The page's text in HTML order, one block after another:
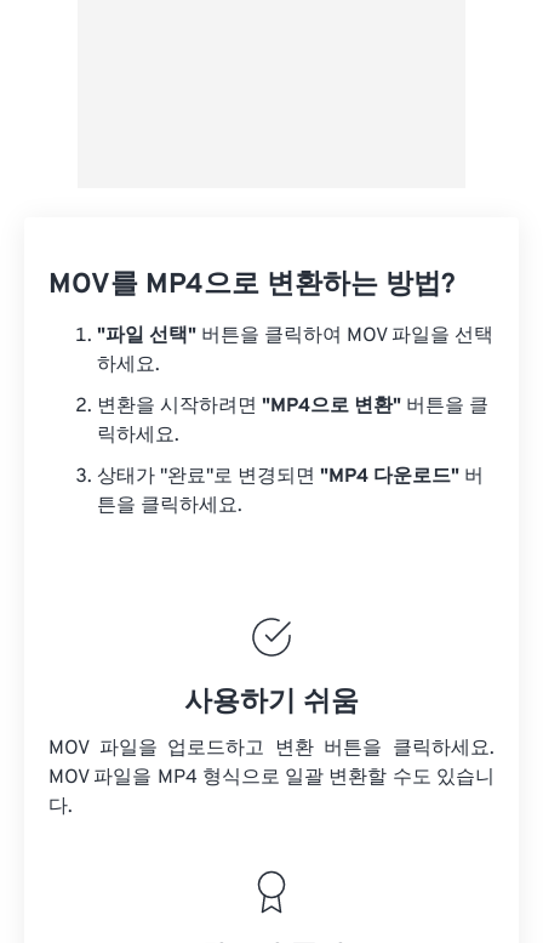
MOV를 MP4으로 변환하는 방법?
"파일 선택" 버튼을 클릭하여 MOV 파일을 선택
하세요.
변환을 시작하려면 "MP4으로 변환" 버튼을 클
릭하세요.
상태가 "완료"로 변경되면 "MP4 다운로드" 버
튼을 클릭하세요.
사용하기 쉬움
MOV 파일을 업로드하고 변환 버튼을 클릭하세요.
MOV 파일을 MP4 형식으로 일괄 변환할 수도 있습니
다.